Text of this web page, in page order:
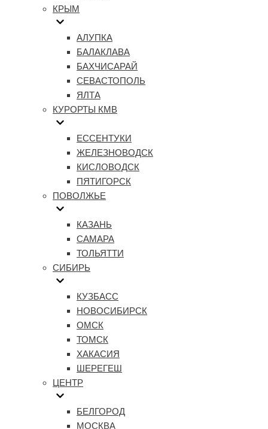
КРЫМ
АЛУПКА
БАЛАКЛАВА
БАХЧИСАРАЙ
СЕВАСТОПОЛЬ
ЯЛТА
КУРОРТЫ КМВ
ЕССЕНТУКИ
ЖЕЛЕЗНОВОДСК
КИСЛОВОДСК
ПЯТИГОРСК
ПОВОЛЖЬЕ
КАЗАНЬ
САМАРА
ТОЛЬЯТТИ
СИБИРЬ
КУЗБАСС
НОВОСИБИРСК
ОМСК
ТОМСК
ХАКАСИЯ
ШЕРЕГЕШ
ЦЕНТР
БЕЛГОРОД
МОСКВА